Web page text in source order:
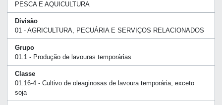
PESCA E AQUICULTURA
Divisão
01 - AGRICULTURA, PECUÁRIA E SERVIÇOS RELACIONADOS
Grupo
01.1 - Produção de lavouras temporárias
Classe
01.16-4 - Cultivo de oleaginosas de lavoura temporária, exceto
soja